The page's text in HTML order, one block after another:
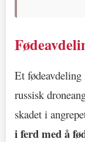
Et fødeavdeling
russisk
skadet i
i ferd med å